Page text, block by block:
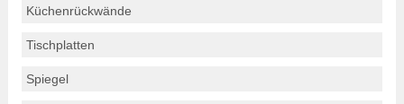
Küchenrückwände
Tischplatten
Spiegel